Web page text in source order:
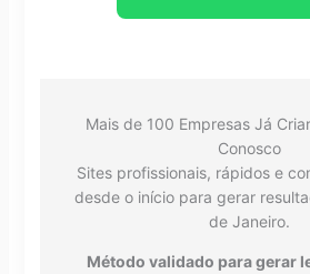
Mais de 100 Empresas Já
Conosco
Sites profissionais, rápidos e
desde o início para gerar
de Janeiro.
Método validado para gerar